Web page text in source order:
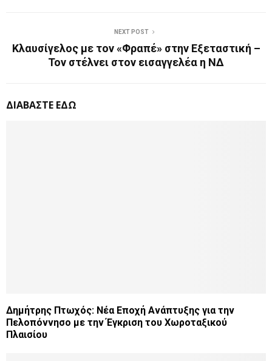
NEXT POST
Κλαυσίγελος με τον «Φραπέ» στην Εξεταστική –
Τον στέλνει στον εισαγγελέα η ΝΔ
ΔΙΑΒΑΣΤΕ ΕΔΩ
Δημήτρης Πτωχός: Νέα Εποχή Ανάπτυξης για την
Πελοπόννησο με την Έγκριση του Χωροταξικού
Πλαισίου